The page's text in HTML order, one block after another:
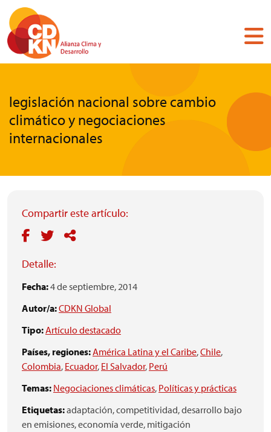
Pasar
contenido
principal
legislación nacional sobre cambio
climático y negociaciones
internacionales
Compartir este artículo:
Detalle:
Fecha:4 de septiembre, 2014
Autor/a:CDKN Global
Tipo:Artículo destacado
Países, regiones:América Latina y el Caribe,Chile,
Colombia, Ecuador, El Salvador, Perú
Temas: Negociaciones climáticas, Políticas y prácticas
Etiquetas:adaptación,competitividad,desarrollo bajo
en emisiones,economía verde, mitigación